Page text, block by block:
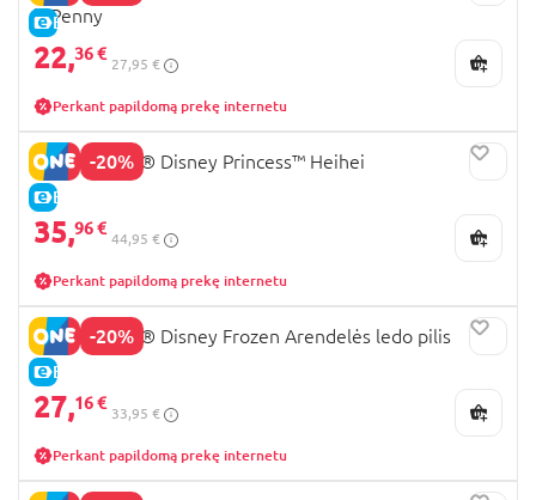
E-KAINA
ir Penny
22,36 €
27,95 €
Perkant papildomą prekę internetu
-20%
E-KAINA
43272 LEGO® Disney Princess™ Heihei
35,96 €
44,95 €
Perkant papildomą prekę internetu
-20%
E-KAINA
43265 LEGO® Disney Frozen Arendelės ledo pilis
27,16 €
33,95 €
Perkant papildomą prekę internetu